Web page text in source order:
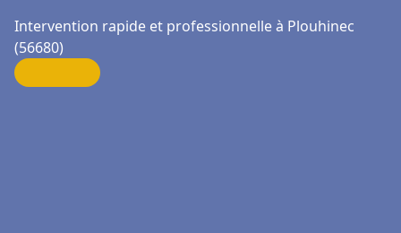
Intervention rapide et professionnelle à Plouhinec
(56680)